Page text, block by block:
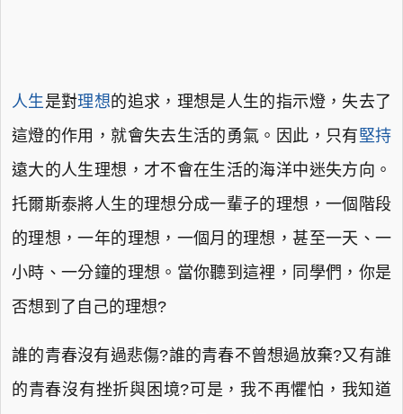
人生是對理想的追求，理想是人生的指示燈，失去了
這燈的作用，就會失去生活的勇氣。因此，只有堅持
遠大的人生理想，才不會在生活的海洋中迷失方向。
托爾斯泰將人生的理想分成一輩子的理想，一個階段
的理想，一年的理想，一個月的理想，甚至一天、一
小時、一分鐘的理想。當你聽到這裡，同學們，你是
否想到了自己的理想?
誰的青春沒有過悲傷?誰的青春不曾想過放棄?又有誰
的青春沒有挫折與困境?可是，我不再懼怕，我知道